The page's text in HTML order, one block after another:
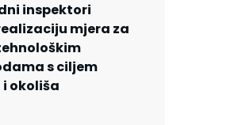
inspektori
mjera za
s ciljem
okoliša